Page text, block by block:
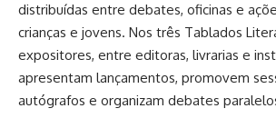
distribuídas entre debates, oficinas e
crianças e jovens. Nos três Tablados
expositores, entre editoras, livrarias e
apresentam lançamentos, promovem
autógrafos e organizam debates